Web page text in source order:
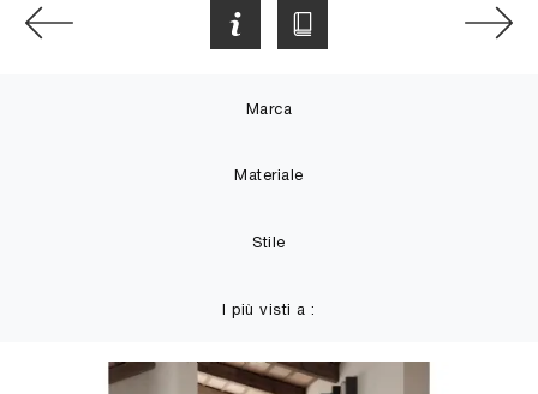
Marca
Materiale
Stile
I più visti a :